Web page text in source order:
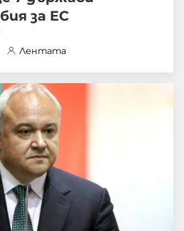
за ЕС
Лентата